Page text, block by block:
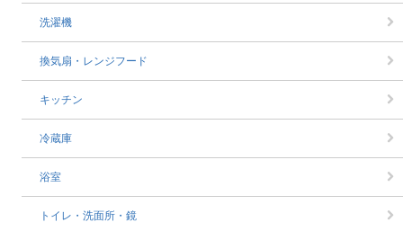
洗濯機
換気扇・レンジフード
キッチン
冷蔵庫
浴室
トイレ・洗面所・鏡